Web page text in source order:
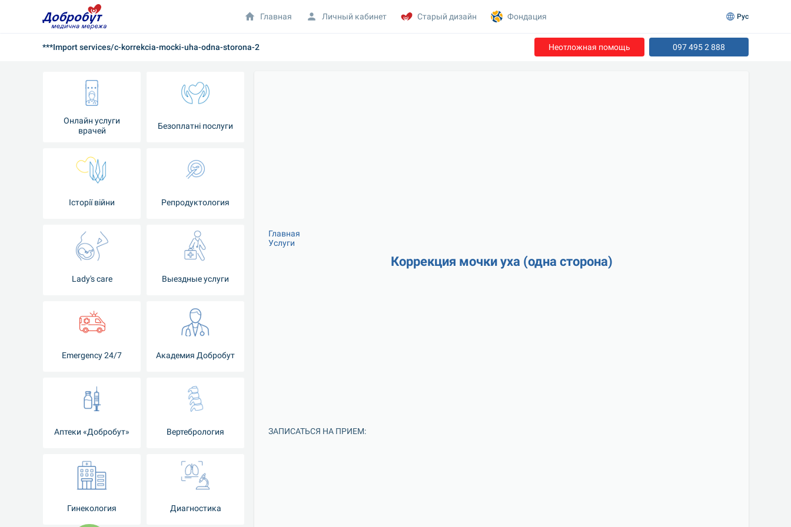
***Import services/c-korrekcia-mocki-uha-odna-storona-2 Неотложная помощь 097 495 2 888
Онлайн услуги
врачей
Безоплатні послуги
Iсторії війни Репродуктология
Lady's care Выездные услуги
Emergency 24/7 Академия Добробут
Аптеки «Добробут» Вертебрология
Гинекология Диагностика
Главная
Услуги
Коррекция мочки уха (одна сторона)
ЗАПИСАТЬСЯ НА ПРИЕМ:
Главная Личный кабинет Старый дизайн Фондация Рус